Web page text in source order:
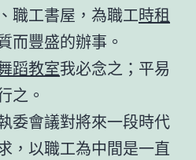
職工書屋，為職工時租
而豐盛的辦事。
蹈教室我必念之；平易
之。
委會議對將來一段時代
，以職工為中間是一直